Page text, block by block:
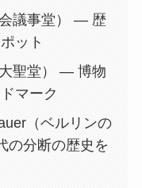
議事堂） — 歴
ット
聖堂） — 博物
マーク
（ベルリンの
の分断の歴史を